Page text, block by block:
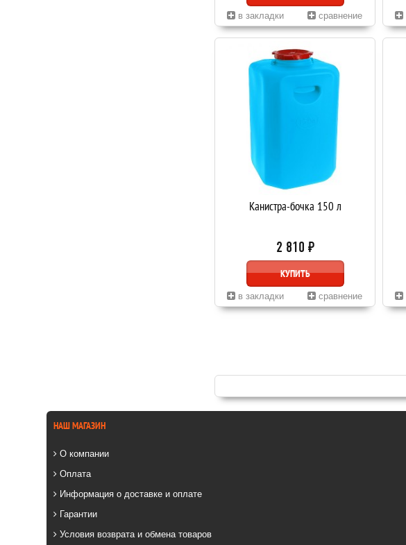
в закладки сравнение
Канистра-бочка 150 л
2 810 ₽
КУПИТЬ
в закладки сравнение
НАШ МАГАЗИН
О компании
Оплата
Информация о доставке и оплате
Гарантии
Условия возврата и обмена товаров